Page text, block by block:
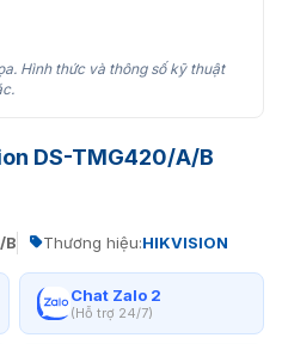
Hình thức và thông số kỹ thuật
DS-TMG420/A/B
B Thương hiệu:HIKVISION
Chat Zalo 2
(Hỗ trợ 24/7)